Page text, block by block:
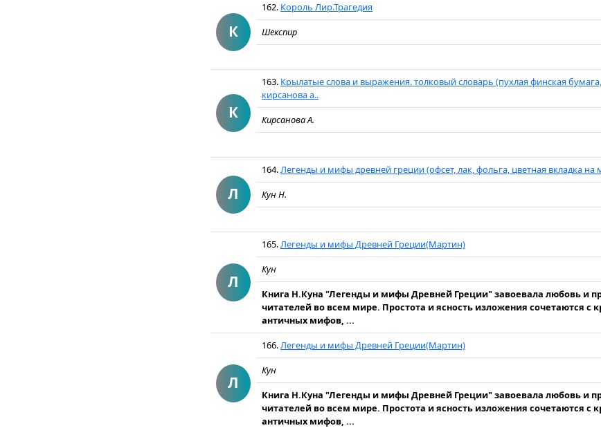
К
162. Король Лир.Трагедия
Шекспир
К
163. Крылатые слова и выражения. толковый словарь (пухлая финская
кирсанова а..
Кирсанова А.
Л
164.Легенды и мифы древней греции (офсет, лак, фольга, цветная вкладка на
Кун Н.
Л
165.Легенды и мифы Древней Греции(Мартин)
Кун
Книга Н.Куна "Легенды и мифы Древней Греции" завоевала любовь и
читателей во всем мире. Простота и ясность изложения сочетаются с
античных мифов, ...
Л
166.Легенды и мифы Древней Греции(Мартин)
Кун
Книга Н.Куна "Легенды и мифы Древней Греции" завоевала любовь и
читателей во всем мире. Простота и ясность изложения сочетаются с
античных мифов, ...